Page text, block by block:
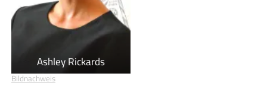
Ashley Rickards
Bildnachweis